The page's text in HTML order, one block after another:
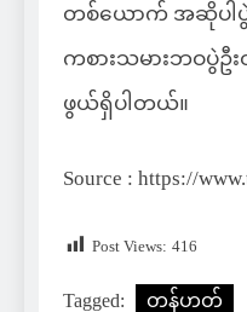
တစ်ယောက် အဆိုပါပွဲ
ကစားသမားဘဝပွဲ
ဖွယ်ရှိပါတယ်။
Source : https://
Post Views: 416
Tagged: တန်ဟတ်